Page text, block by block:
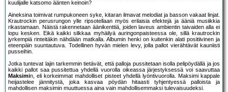
kuulijalle katsomo äänten keinoin?
Aineksina toimivat rumpukoneen syke, kitaran ilmavat melodiat ja basson vakaat linjat.
Krautrockin perusrungon ylle ripsotellaan myös erilaisia efektejä ja ääniä musiikkia
rikastamaan. Näistä rakennetaan äänikenttiä, joiden laveus ambientin taivaiden alla ei
lopu kesken. Eikä kaikki silkkaa myhäilyä auringonpaisteessa ole, sillä krautrockin
jyrkempiä rinteitäkin nähdään matkalla. Albumin henki on kuitenkin alati positiivinen ja
eteenpäin suuntautuva. Todellinen hyvän mielen levy, jolla pallot vierähtävät kauniisti
pusseihin.
Jotka tuntevat lajin tarkemmin tietävät, että palloja pussitetaan isolla pelipöydällä ja jos
kaikki pallot saa pussitettua yhdellä vuorolla oikeassa järjestyksessä voi saavuttaa
Maksimin, eli korkeimmat mahdolliset pisteet yhdellä lyöntivuorolla. Maksimi kappale
heijastelee jännitystä, joka kasvaa pöydän hitaasti tyhjentyessä palloista ja
mahdollisen maksimin muuttuessa aina vain mahdollisemmaksi tulevaisuudeksi.